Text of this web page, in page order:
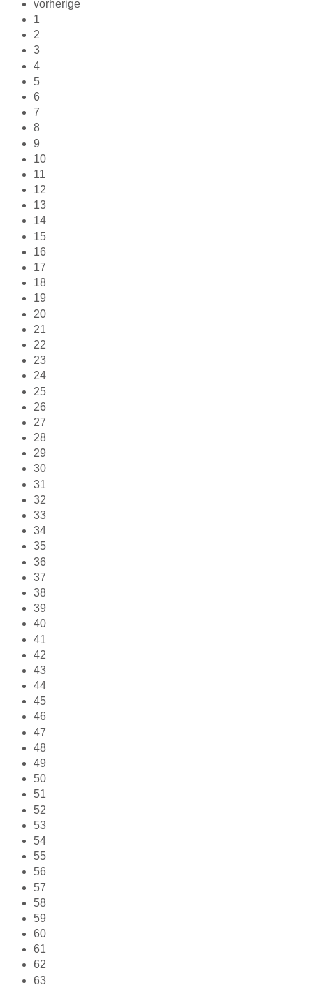
vorherige
1
2
3
4
5
6
7
8
9
10
11
12
13
14
15
16
17
18
19
20
21
22
23
24
25
26
27
28
29
30
31
32
33
34
35
36
37
38
39
40
41
42
43
44
45
46
47
48
49
50
51
52
53
54
55
56
57
58
59
60
61
62
63